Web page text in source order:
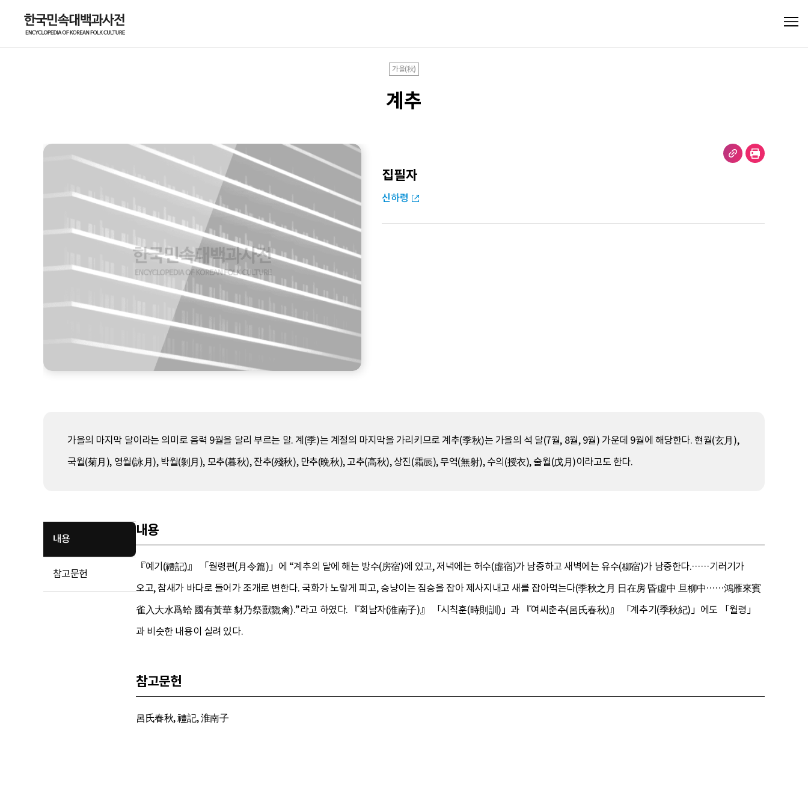
가을(秋)
계추
집필자
신하령
가을의 마지막 달이라는 의미로 음력 9월을 달리 부르는 말. 계(季)는 계절의 마지막을 가리키므로 계추(季秋)는 가을의 석 달(7월, 8월, 9월) 가운데 9월에 해당한다. 현월(玄月),
국월(菊月), 영월(詠月), 박월(剝月), 모추(暮秋), 잔추(殘秋), 만추(晩秋), 고추(高秋), 상진(霜辰), 무역(無射), 수의(授衣), 술월(戊月)이라고도 한다.
내용
참고문헌
내용
『예기(禮記)』 「월령편(月令篇)」에 “계추의 달에 해는 방수(房宿)에 있고, 저녁에는 허수(虛宿)가 남중하고 새벽에는 유수(柳宿)가 남중한다.……기러기가
오고, 참새가 바다로 들어가 조개로 변한다. 국화가 노랗게 피고, 승냥이는 짐승을 잡아 제사지내고 새를 잡아먹는다(季秋之月 日在房 昏虛中 旦柳中……鴻雁來賓
雀入大水爲蛤 國有黃華 豺乃祭獸戮禽).”라고 하였다. 『회남자(淮南子)』 「시칙훈(時則訓)」과 『여씨춘추(呂氏春秋)』 「계추기(季秋紀)」에도 「월령」
과 비슷한 내용이 실려 있다.
참고문헌
呂氏春秋, 禮記, 淮南子